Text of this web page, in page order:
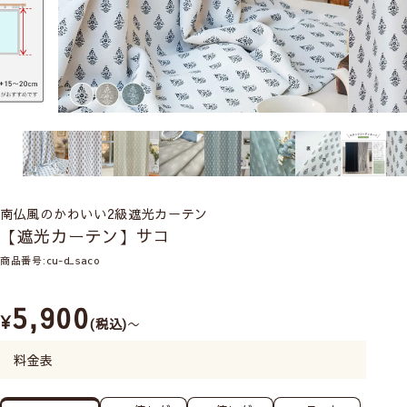
南仏風のかわいい2級遮光カーテン
【遮光カーテン】サコ
商品番号 cu-d_saco
¥5,900 税込 〜
料金表